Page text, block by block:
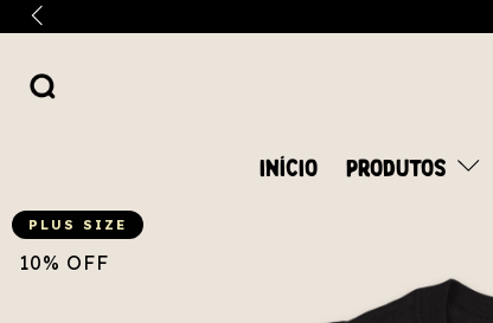
INÍCIO PRODUTOS
10% OFF
PLUS SIZE